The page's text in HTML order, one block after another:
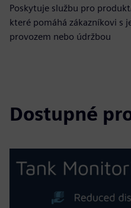
Poskytuje službu pro
které pomáhá zákazníkovi s
provozem nebo údržbou
Dostupné